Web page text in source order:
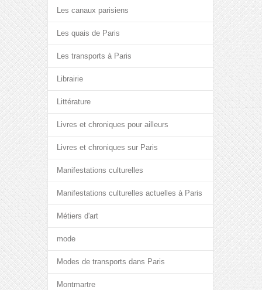
Les canaux parisiens
Les quais de Paris
Les transports à Paris
Librairie
Littérature
Livres et chroniques pour ailleurs
Livres et chroniques sur Paris
Manifestations culturelles
Manifestations culturelles actuelles à Paris
Métiers d'art
mode
Modes de transports dans Paris
Montmartre